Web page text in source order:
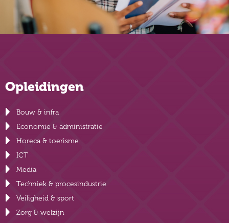
Opleidingen
Bouw & infra
Economie & administratie
Horeca & toerisme
ICT
Media
Techniek & procesindustrie
Veiligheid & sport
Zorg & welzijn